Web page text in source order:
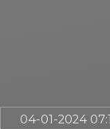
04-01-2024